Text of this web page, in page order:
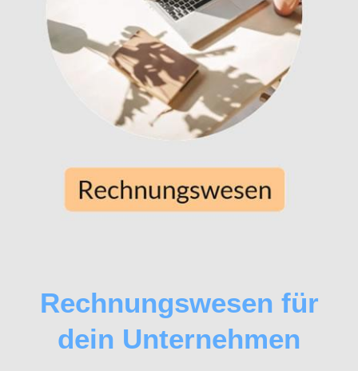
Rechnungswesen für
dein Unternehmen